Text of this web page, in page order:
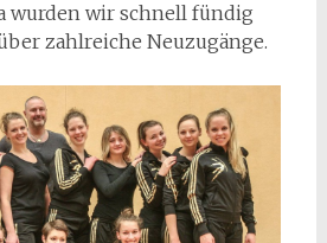
wurden wir schnell fündig
zahlreiche Neuzugänge.